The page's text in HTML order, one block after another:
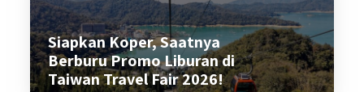
Siapkan Koper, Saatnya
Berburu Promo Liburan di
Taiwan Travel Fair 2026!